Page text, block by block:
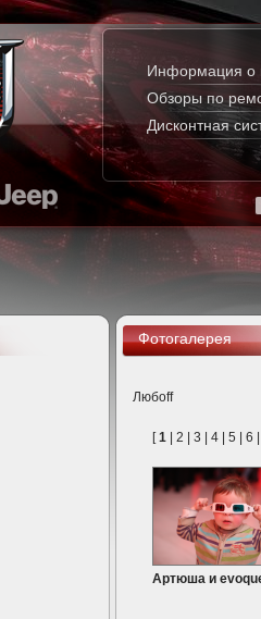
Информация о
Обзоры по
Дисконтная
Фотогалерея
Любoff
[1 2 3 4 5 6
Артюша и